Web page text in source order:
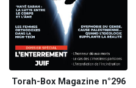
Torah-Box Magazine n°296